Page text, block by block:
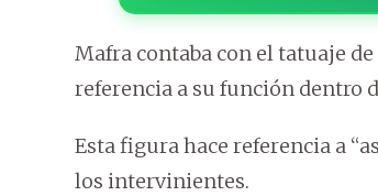
Mafra contaba con el tatuaje
referencia a su función dentro
Esta figura hace referencia a
los intervinientes.